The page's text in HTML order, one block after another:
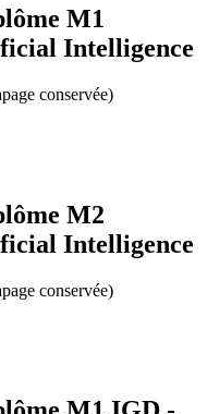
M1
Intelligence
conservée)
M2
Intelligence
conservée)